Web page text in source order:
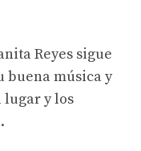
Reyes sigue
buena música y
lugar y los